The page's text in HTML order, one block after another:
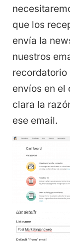
que los
envía la
nuestros
recordatorio
envíos en el
clara la
ese email.